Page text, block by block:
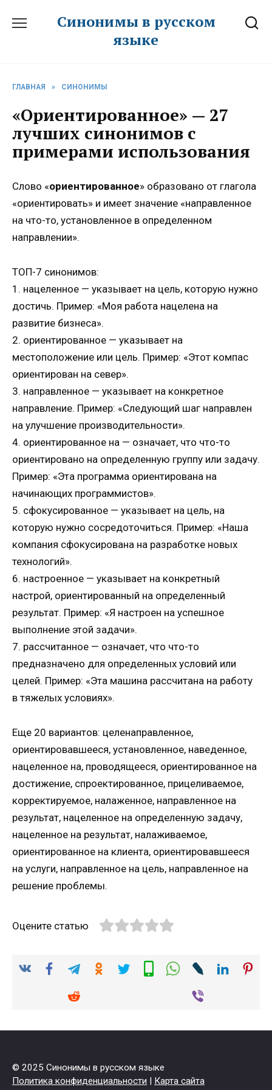
Синонимы в русском
языке
ГЛАВНАЯ » СИНОНИМЫ
«Ориентированное» — 27
лучших синонимов с
примерами использования
Слово «ориентированное» образовано от глагола
«ориентировать» и имеет значение «направленное
на что-то, установленное в определенном
направлении».
ТОП-7 синонимов:
1. нацеленное — указывает на цель, которую нужно
достичь. Пример: «Моя работа нацелена на
развитие бизнеса».
2. ориентированное — указывает на
местоположение или цель. Пример: «Этот компас
ориентирован на север».
3. направленное — указывает на конкретное
направление. Пример: «Следующий шаг направлен
на улучшение производительности».
4. ориентированное на — означает, что что-то
ориентировано на определенную группу или задачу.
Пример: «Эта программа ориентирована на
начинающих программистов».
5. сфокусированное — указывает на цель, на
которую нужно сосредоточиться. Пример: «Наша
компания сфокусирована на разработке новых
технологий».
6. настроенное — указывает на конкретный
настрой, ориентированный на определенный
результат. Пример: «Я настроен на успешное
выполнение этой задачи».
7. рассчитанное — означает, что что-то
предназначено для определенных условий или
целей. Пример: «Эта машина рассчитана на работу
в тяжелых условиях».
Еще 20 вариантов: целенаправленное,
ориентировавшееся, установленное, наведенное,
нацеленное на, проводящееся, ориентированное на
достижение, спроектированное, прицеливаемое,
корректируемое, налаженное, направленное на
результат, нацеленное на определенную задачу,
нацеленное на результат, налаживаемое,
ориентированное на клиента, ориентировавшееся
на услуги, направленное на цель, направленное на
решение проблемы.
Оцените статью
© 2025 Синонимы в русском языке
Политика конфиденциальности | Карта сайта